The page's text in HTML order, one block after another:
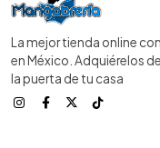
La mejor tienda online
en México. Adquiérelos
la puerta de tu casa